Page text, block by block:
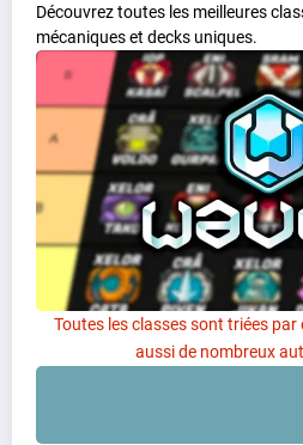
Découvrez toutes les meilleures
mécaniques et decks uniques.
Toutes les classes sont triées
aussi de nombreux